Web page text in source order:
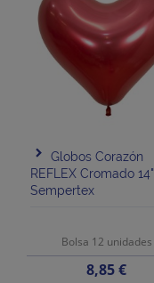
Globos Corazón
REFLEX Cromado 14"
Sempertex
Bolsa 12 unidades
Precio
8,85 €